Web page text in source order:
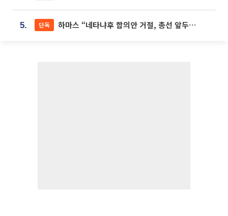
5. 단독 하마스 “네타냐후 합의안 거절, 총선 앞두고 시간 끌기”